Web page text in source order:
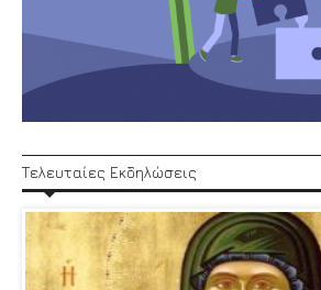
Τελευταίες Εκδηλώσεις